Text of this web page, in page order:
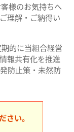
様のお気持ちへ
理解・ご納得い
的に当組合経営
報共有化を推進
防止策・未然防
さい。